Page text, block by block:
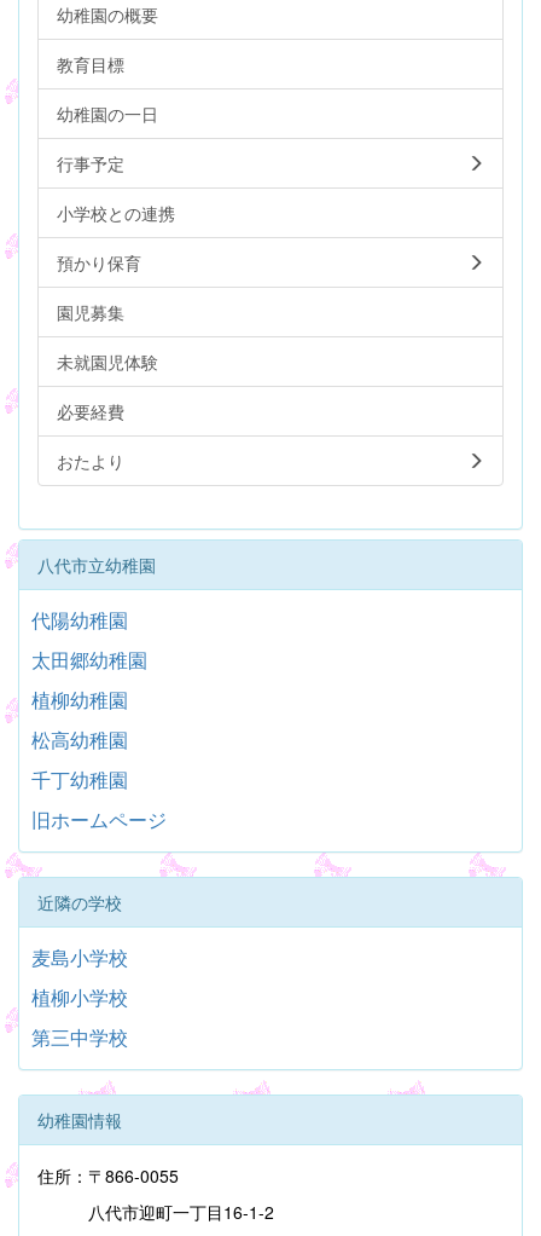
幼稚園の概要
教育目標
幼稚園の一日
行事予定
小学校との連携
預かり保育
園児募集
未就園児体験
必要経費
おたより
八代市立幼稚園
代陽幼稚園
太田郷幼稚園
植柳幼稚園
松高幼稚園
千丁幼稚園
旧ホームページ
近隣の学校
麦島小学校
植柳小学校
第三中学校
幼稚園情報
住所：〒866-0055
八代市迎町一丁目16-1-2